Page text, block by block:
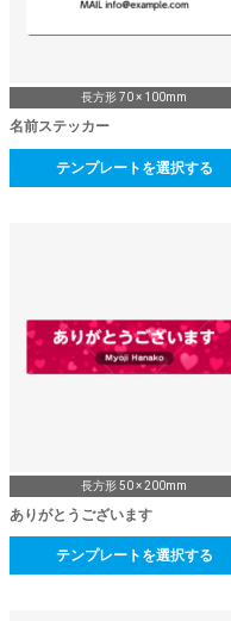
長方形 70 × 100mm
名前ステッカー
テンプレートを選択する
長方形 50 × 200mm
ありがとうございます
テンプレートを選択する